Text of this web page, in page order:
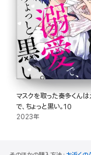
マスクを取った奏多くんは
で、ちょっと黒い。10
2023年